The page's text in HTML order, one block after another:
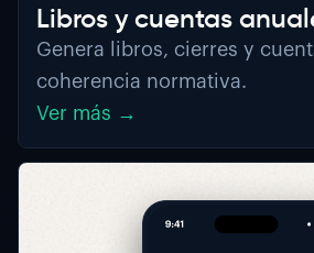
Libros y cuentas
Genera libros, cierres y
coherencia normativa.
Ver más →